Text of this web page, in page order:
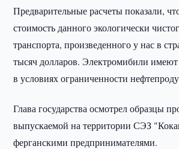
Предварительные расчеты показали,
стоимость данного экологически
транспорта, произведенного у нас в
тысяч долларов. Электромибили
в условиях ограниченности
Глава государства осмотрел образцы
выпускаемой на территории СЭЗ
ферганскими предпринимателями.